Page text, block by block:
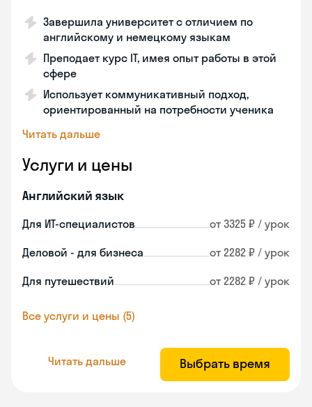
Завершила университет с отличием по
английскому и немецкому языкам
Преподает курс IT, имея опыт работы в этой
сфере
Использует коммуникативный подход,
ориентированный на потребности ученика
Читать дальше
Услуги и цены
Английский язык
Для ИТ-специалистов от 3325 ₽ / урок
Деловой - для бизнеса от 2282 ₽ / урок
Для путешествий от 2282 ₽ / урок
Все услуги и цены (5)
Читать дальше Выбрать время